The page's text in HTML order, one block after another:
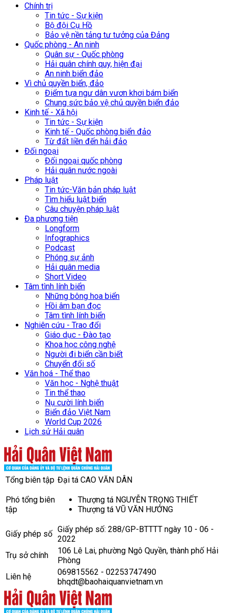
Chính trị
Tin tức - Sự kiện
Bộ đội Cụ Hồ
Bảo vệ nền tảng tư tưởng của Đảng
Quốc phòng - An ninh
Quân sự - Quốc phòng
Hải quân chính quy, hiện đại
An ninh biển đảo
Vì chủ quyền biển, đảo
Điểm tựa ngư dân vươn khơi bám biển
Chung sức bảo vệ chủ quyền biển đảo
Kinh tế - Xã hội
Tin tức - Sự kiện
Kinh tế - Quốc phòng biển đảo
Từ đất liền đến hải đảo
Đối ngoại
Đối ngoại quốc phòng
Hải quân nước ngoài
Pháp luật
Tin tức-Văn bản pháp luật
Tìm hiểu luật biển
Câu chuyện pháp luật
Đa phương tiện
Longform
Infographics
Podcast
Phóng sự ảnh
Hải quân media
Short Video
Tâm tình lính biển
Những bông hoa biển
Hồi âm bạn đọc
Tâm tình lính biển
Nghiên cứu - Trao đổi
Giáo dục - Đào tạo
Khoa học công nghệ
Người đi biển cần biết
Chuyển đổi số
Văn hoá - Thể thao
Văn học - Nghệ thuật
Tin thể thao
Nụ cười lính biển
Biển đảo Việt Nam
World Cup 2026
Lịch sử Hải quân
Tổng biên tập Đại tá CAO VĂN DÂN
Phó tổng biên
tập
Thượng tá NGUYỄN TRỌNG THIẾT
Thượng tá VŨ VĂN HƯỞNG
Giấy phép số Giấy phép số: 288/GP-BTTTT ngày 10 - 06 -
2022
Trụ sở chính
106 Lê Lai, phường Ngô Quyền, thành phố Hải
Phòng
Liên hệ
069815562 - 02253747490
bhqdt@baohaiquanvietnam.vn